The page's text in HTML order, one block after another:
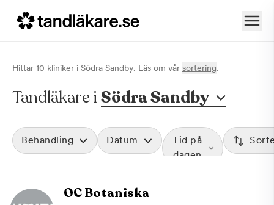
Hittar 10 kliniker i Södra Sandby. Läs om vår sortering.
Tandläkare i Södra Sandby
Behandling Datum
Tid på
dagen
OC Botaniska